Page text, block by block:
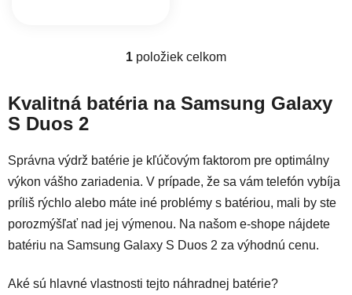
Ovládacie prvky výpisu
1 položiek celkom
Kvalitná batéria na Samsung Galaxy
S Duos 2
Správna výdrž batérie je kľúčovým faktorom pre optimálny
výkon vášho zariadenia. V prípade, že sa vám telefón vybíja
príliš rýchlo alebo máte iné problémy s batériou, mali by ste
porozmýšľať nad jej výmenou. Na našom e-shope nájdete
batériu na Samsung Galaxy S Duos 2 za výhodnú cenu.
Aké sú hlavné vlastnosti tejto náhradnej batérie?